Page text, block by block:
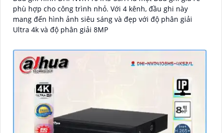
phù hợp cho công trình nhỏ. Với 4 kênh, đầu ghi này
mang đến hình ảnh siêu sáng và đẹp với độ phân giải
Ultra 4k và độ phân giải 8MP